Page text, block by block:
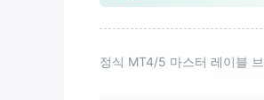
정식 MT4/5 마스터 레이블